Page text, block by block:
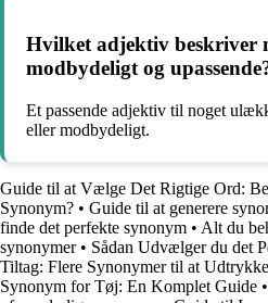
Hvilket adjektiv beskriver
modbydeligt og
Et passende adjektiv til noget
eller modbydeligt.
Guide til at Vælge Det Rigtige Ord:
Synonym? • Guide til at generere
finde det perfekte synonym • Alt du
synonymer• Sådan Udvælger du det
Tiltag: Flere Synonymer til at
Synonym for Tøj: En Komplet Guide •